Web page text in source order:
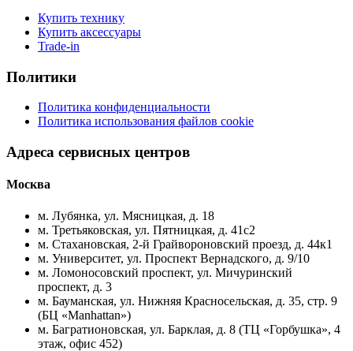
Купить технику
Купить аксессуары
Trade-in
Политики
Политика конфиденциальности
Политика использования файлов cookie
Адреса сервисных центров
Москва
м. Лубянка, ул. Мясницкая, д. 18
м. Третьяковская, ул. Пятницкая, д. 41с2
м. Стахановская, 2-й Грайвороновский проезд, д. 44к1
м. Университет, ул. Проспект Вернадского, д. 9/10
м. Ломоносовский проспект, ул. Мичуринский
проспект, д. 3
м. Бауманская, ул. Нижняя Красносельская, д. 35, стр. 9
(БЦ «Manhattan»)
м. Багратионовская, ул. Барклая, д. 8 (ТЦ «Горбушка», 4
этаж, офис 452)